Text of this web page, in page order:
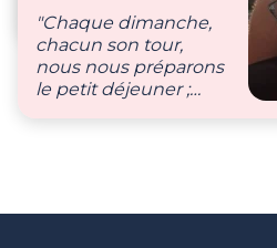
pour nous très
importants."
"Chaque dimanche,
chacun son tour,
nous nous préparons
le petit déjeuner ;